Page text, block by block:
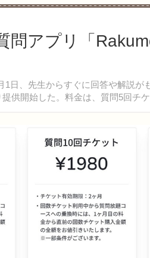
問アプリ「
日、先生からすぐに回答や解説が
供開始した。料金は、質問5回チ